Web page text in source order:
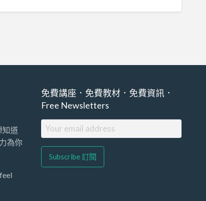
知道
為你
免費講座．免費教材．免費資訊．
Free Newsletters